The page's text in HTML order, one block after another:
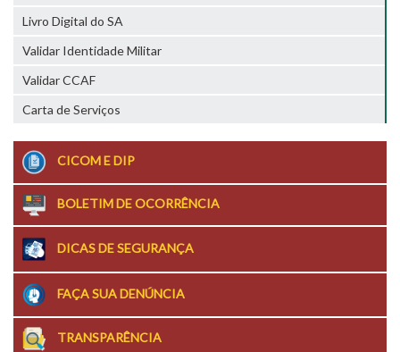
Livro Digital do SA
Validar Identidade Militar
Validar CCAF
Carta de Serviços
CICOM E DIP
BOLETIM DE OCORRÊNCIA
DICAS DE SEGURANÇA
FAÇA SUA DENÚNCIA
TRANSPARÊNCIA